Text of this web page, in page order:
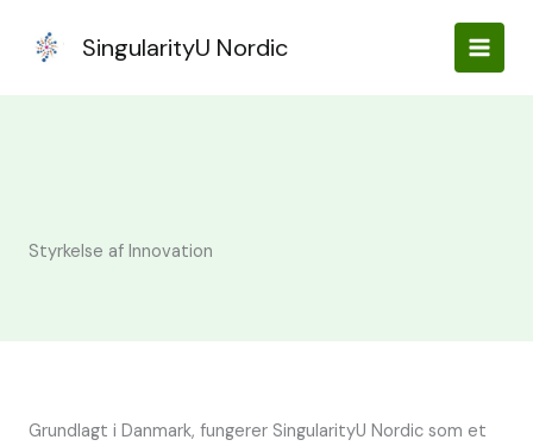
indholdet
SingularityU Nordic
Styrkelse af Innovation
Grundlagt i Danmark, fungerer SingularityU Nordic som et